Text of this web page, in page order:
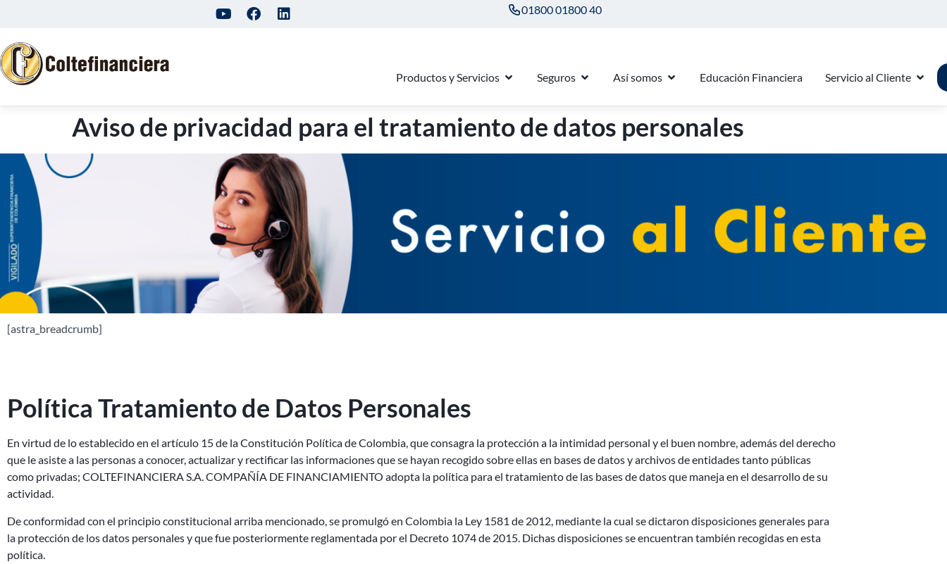
01800 01800 40
Productos y Servicios Seguros Así somos Educación Financiera Servicio al Cliente
Aviso de privacidad para el tratamiento de datos personales
[astra_breadcrumb]
Política Tratamiento de Datos Personales
En virtud de lo establecido en el artículo 15 de la Constitución Política de Colombia, que consagra la protección a la intimidad personal y el buen nombre, además del derecho
que le asiste a las personas a conocer, actualizar y rectificar las informaciones que se hayan recogido sobre ellas en bases de datos y archivos de entidades tanto públicas
como privadas; COLTEFINANCIERA S.A. COMPAÑÍA DE FINANCIAMIENTO adopta la política para el tratamiento de las bases de datos que maneja en el desarrollo de su
actividad.
De conformidad con el principio constitucional arriba mencionado, se promulgó en Colombia la Ley 1581 de 2012, mediante la cual se dictaron disposiciones generales para
la protección de los datos personales y que fue posteriormente reglamentada por el Decreto 1074 de 2015. Dichas disposiciones se encuentran también recogidas en esta
política.